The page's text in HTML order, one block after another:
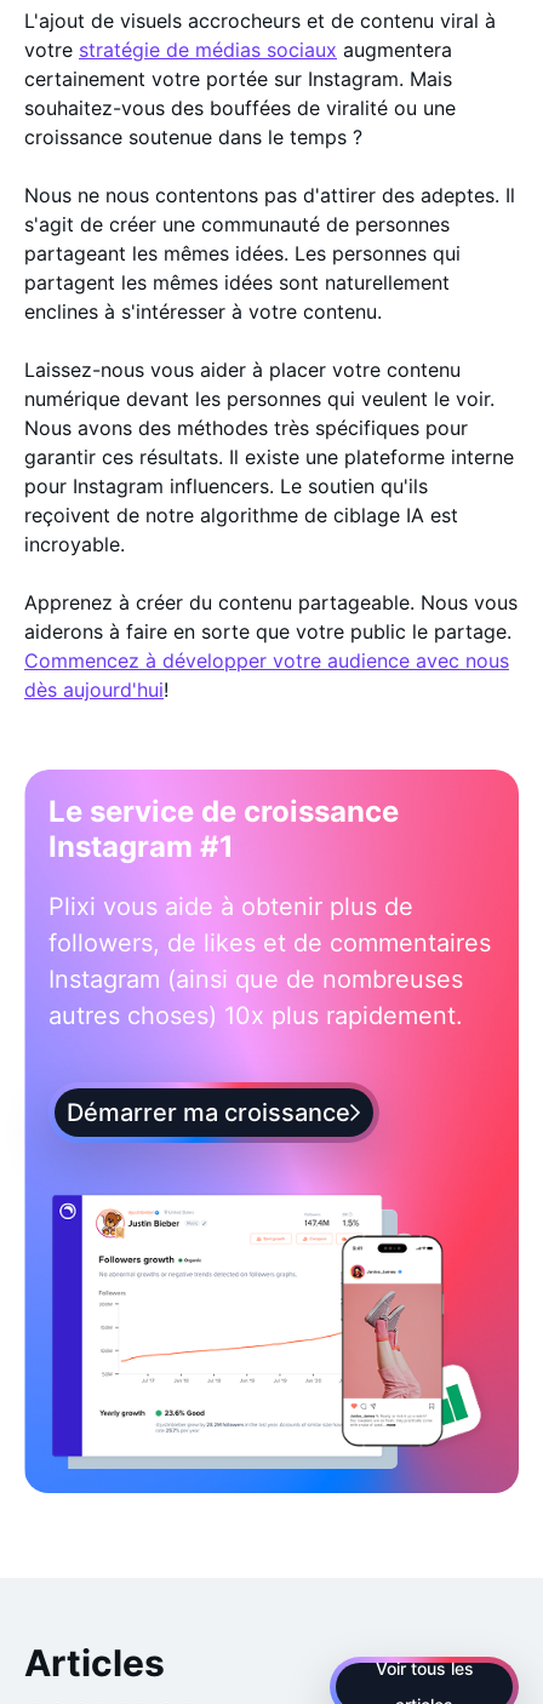
L'ajout de visuels accrocheurs et de contenu viral à
votre stratégie de médias sociaux augmentera
certainement votre portée sur Instagram. Mais
souhaitez-vous des bouffées de viralité ou une
croissance soutenue dans le temps ?
Nous ne nous contentons pas d'attirer des adeptes. Il
s'agit de créer une communauté de personnes
partageant les mêmes idées. Les personnes qui
partagent les mêmes idées sont naturellement
enclines à s'intéresser à votre contenu.
Laissez-nous vous aider à placer votre contenu
numérique devant les personnes qui veulent le voir.
Nous avons des méthodes très spécifiques pour
garantir ces résultats. Il existe une plateforme interne
pour Instagram influencers. Le soutien qu'ils
reçoivent de notre algorithme de ciblage IA est
incroyable.
Apprenez à créer du contenu partageable. Nous vous
aiderons à faire en sorte que votre public le partage.
Commencez à développer votre audience avec nous
dès aujourd'hui!
Le service de croissance
Instagram #1
Plixi vous aide à obtenir plus de
followers, de likes et de commentaires
Instagram (ainsi que de nombreuses
autres choses) 10x plus rapidement.
Démarrer ma croissance
Articles
Voir tous les